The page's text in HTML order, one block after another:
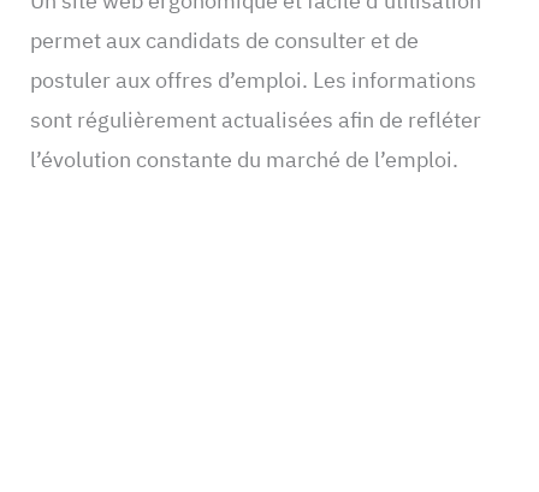
permet aux candidats de consulter et de
postuler aux offres d’emploi. Les informations
sont régulièrement actualisées afin de refléter
l’évolution constante du marché de l’emploi.